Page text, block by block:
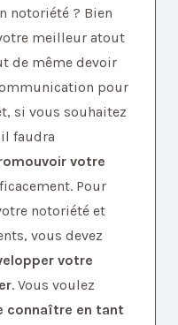
notoriété ? Bien
meilleur atout
de même devoir
pour
si vous souhaitez
faudra
votre
Pour
notoriété et
vous devez
votre
. Vous voulez
connaître en tant